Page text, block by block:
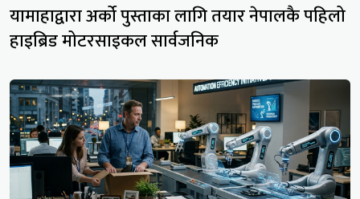
यामाहाद्वारा अर्को पुस्ताका लागि तयार नेपालकै पहिलो
हाइब्रिड मोटरसाइकल सार्वजनिक